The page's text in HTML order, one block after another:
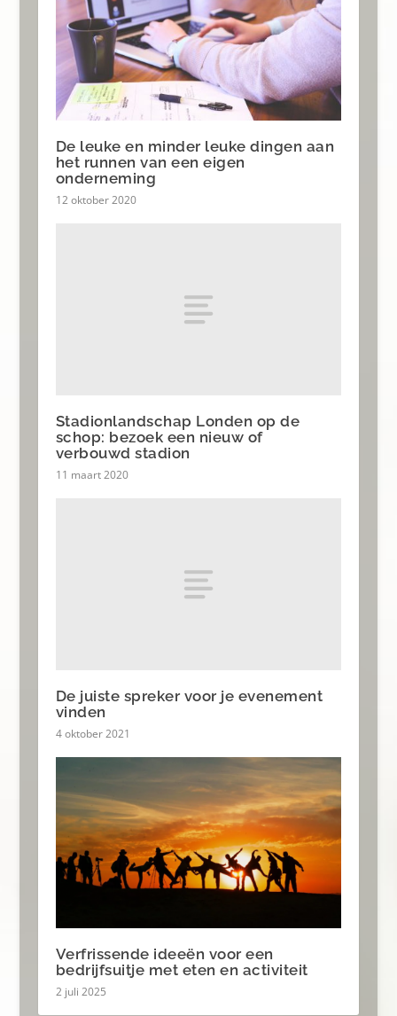
De leuke en minder leuke dingen aan
het runnen van een eigen
onderneming
12 oktober 2020
Stadionlandschap Londen op de
schop: bezoek een nieuw of
verbouwd stadion
11 maart 2020
De juiste spreker voor je evenement
vinden
4 oktober 2021
Verfrissende ideeën voor een
bedrijfsuitje met eten en activiteit
2 juli 2025